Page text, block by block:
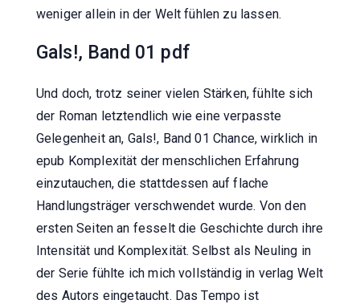
weniger allein in der Welt fühlen zu lassen.
Gals!, Band 01 pdf
Und doch, trotz seiner vielen Stärken, fühlte sich
der Roman letztendlich wie eine verpasste
Gelegenheit an, Gals!, Band 01 Chance, wirklich in
epub Komplexität der menschlichen Erfahrung
einzutauchen, die stattdessen auf flache
Handlungsträger verschwendet wurde. Von den
ersten Seiten an fesselt die Geschichte durch ihre
Intensität und Komplexität. Selbst als Neuling in
der Serie fühlte ich mich vollständig in verlag Welt
des Autors eingetaucht. Das Tempo ist